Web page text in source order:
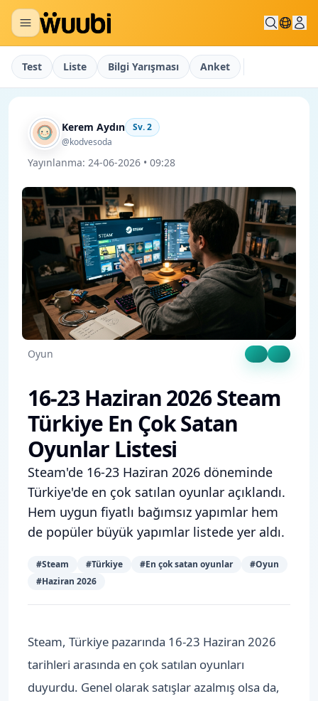
Test Liste Bilgi Yarışması Anket
Kerem Aydın Sv.2
@kodvesoda
Yayınlanma: 24-06-2026 • 09:28
Oyun
16-23 Haziran 2026 Steam
Türkiye En Çok Satan
Oyunlar Listesi
Steam'de 16-23 Haziran 2026 döneminde
Türkiye'de en çok satılan oyunlar açıklandı.
Hem uygun fiyatlı bağımsız yapımlar hem
de popüler büyük yapımlar listede yer aldı.
#Steam #Türkiye #En çok satan oyunlar #Oyun
#Haziran 2026
Steam, Türkiye pazarında 16-23 Haziran 2026
tarihleri arasında en çok satılan oyunları
duyurdu. Genel olarak satışlar azalmış olsa da,